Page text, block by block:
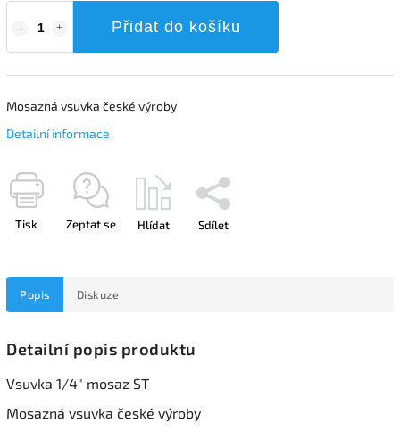
Přidat do košíku
Mosazná vsuvka české výroby
Detailní informace
Tisk Zeptat se Hlídat Sdílet
Popis Diskuze
Detailní popis produktu
Vsuvka 1/4" mosaz ST
Mosazná vsuvka české výroby